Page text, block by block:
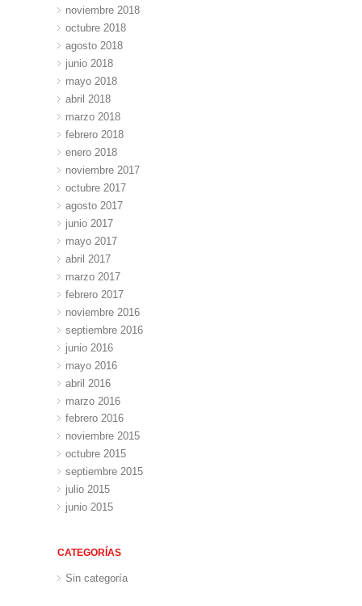
noviembre 2018
octubre 2018
agosto 2018
junio 2018
mayo 2018
abril 2018
marzo 2018
febrero 2018
enero 2018
noviembre 2017
octubre 2017
agosto 2017
junio 2017
mayo 2017
abril 2017
marzo 2017
febrero 2017
noviembre 2016
septiembre 2016
junio 2016
mayo 2016
abril 2016
marzo 2016
febrero 2016
noviembre 2015
octubre 2015
septiembre 2015
julio 2015
junio 2015
CATEGORÍAS
Sin categoría